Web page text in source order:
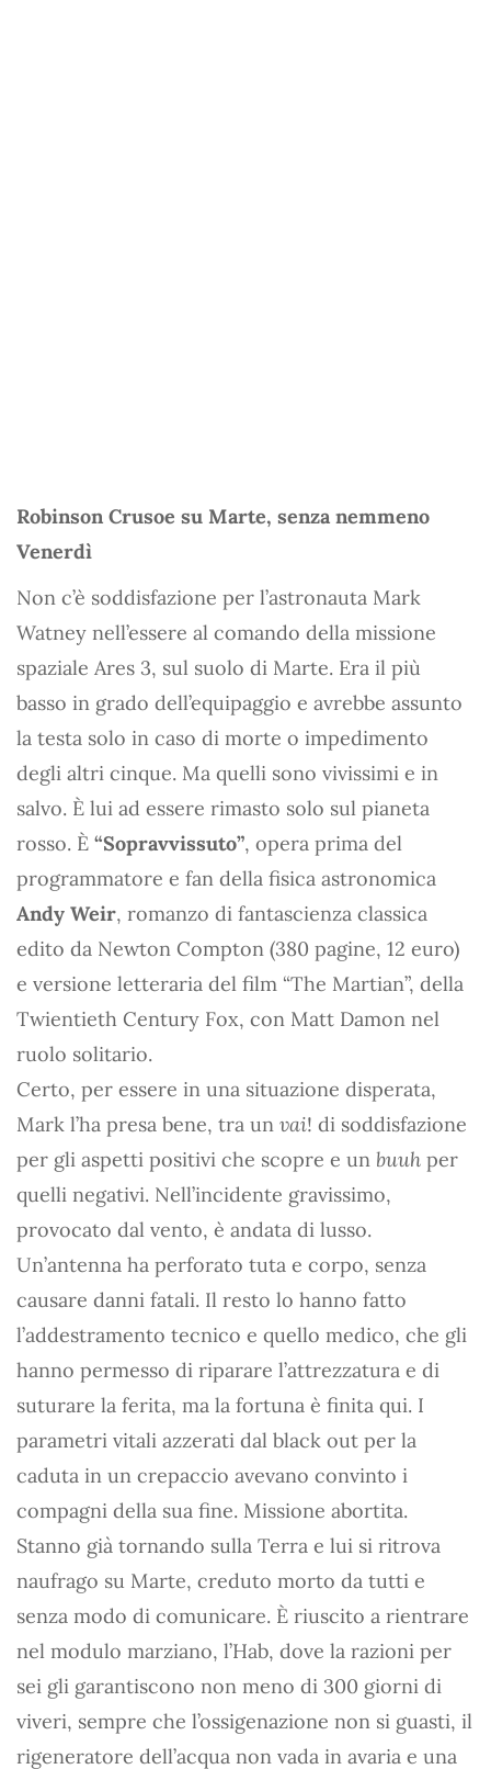
Robinson Crusoe su Marte, senza nemmeno
Venerdì
Non c’è soddisfazione per l’astronauta Mark
Watney nell’essere al comando della missione
spaziale Ares 3, sul suolo di Marte. Era il più
basso in grado dell’equipaggio e avrebbe assunto
la testa solo in caso di morte o impedimento
degli altri cinque. Ma quelli sono vivissimi e in
salvo. È lui ad essere rimasto solo sul pianeta
rosso. È “Sopravvissuto”, opera prima del
programmatore e fan della fisica astronomica
Andy Weir, romanzo di fantascienza classica
edito da Newton Compton (380 pagine, 12 euro)
e versione letteraria del film “The Martian”, della
Twientieth Century Fox, con Matt Damon nel
ruolo solitario.
Certo, per essere in una situazione disperata,
Mark l’ha presa bene, tra un vai! di soddisfazione
per gli aspetti positivi che scopre e un buuh per
quelli negativi. Nell’incidente gravissimo,
provocato dal vento, è andata di lusso.
Un’antenna ha perforato tuta e corpo, senza
causare danni fatali. Il resto lo hanno fatto
l’addestramento tecnico e quello medico, che gli
hanno permesso di riparare l’attrezzatura e di
suturare la ferita, ma la fortuna è finita qui. I
parametri vitali azzerati dal black out per la
caduta in un crepaccio avevano convinto i
compagni della sua fine. Missione abortita.
Stanno già tornando sulla Terra e lui si ritrova
naufrago su Marte, creduto morto da tutti e
senza modo di comunicare. È riuscito a rientrare
nel modulo marziano, l’Hab, dove la razioni per
sei gli garantiscono non meno di 300 giorni di
viveri, sempre che l’ossigenazione non si guasti, il
rigeneratore dell’acqua non vada in avaria e una